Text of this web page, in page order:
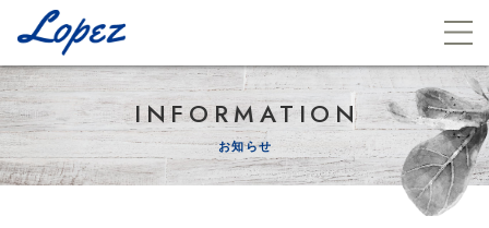
INFORMATION
お知らせ